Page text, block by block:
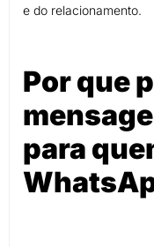
e do relacionamento.
Por que
para